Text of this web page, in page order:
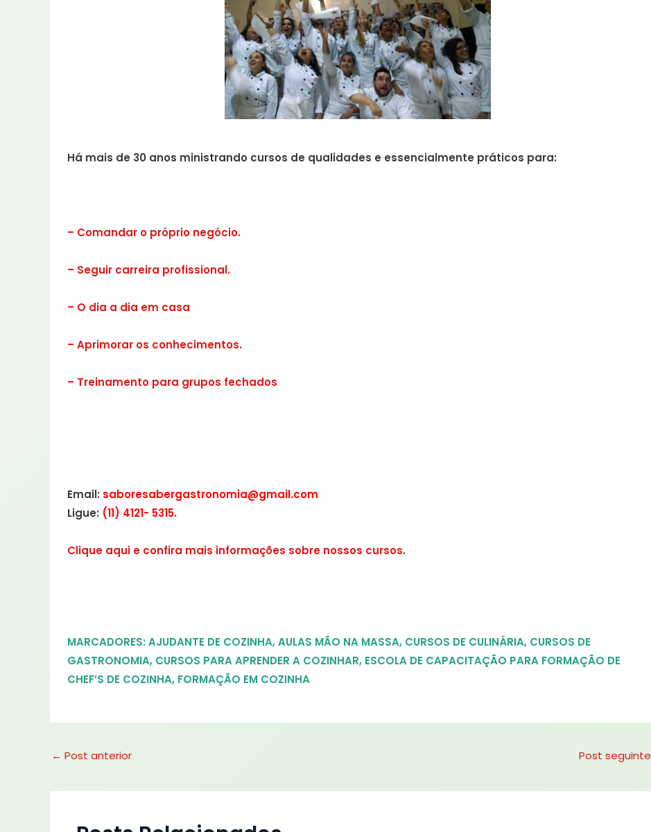
Há mais de 30 anos ministrando cursos de qualidades e essencialmente práticos para:
– Comandar o próprio negócio.
– Seguir carreira profissional.
– O dia a dia em casa
– Aprimorar os conhecimentos.
– Treinamento para grupos fechados
Email: saboresabergastronomia@gmail.com
Ligue: (11) 4121- 5315.
Clique aqui e confira mais informações sobre nossos cursos.
MARCADORES: AJUDANTE DE COZINHA,AULAS MÃO NA MASSA, CURSOS DE CULINÁRIA, CURSOS DE
GASTRONOMIA, CURSOS PARA APRENDER A COZINHAR, ESCOLA DE CAPACITAÇÃO PARA FORMAÇÃO DE
CHEF’S DE COZINHA, FORMAÇÃO EM COZINHA
← Post anterior Post seguinte